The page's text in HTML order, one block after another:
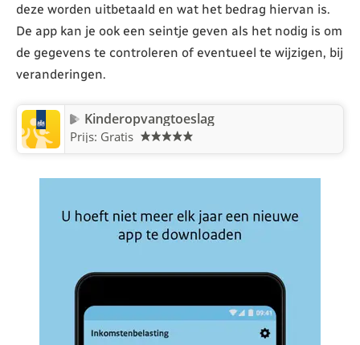
deze worden uitbetaald en wat het bedrag hiervan is.
De app kan je ook een seintje geven als het nodig is om
de gegevens te controleren of eventueel te wijzigen, bij
veranderingen.
Kinderopvangtoeslag
Prijs: Gratis